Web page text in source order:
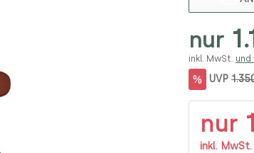
nur
inkl. MwSt.
% UVP
nur
inkl.